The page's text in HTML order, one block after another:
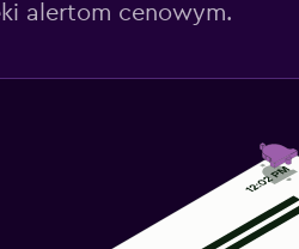
alertom cenowym.